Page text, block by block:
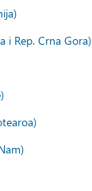
i Rep. Crna Gora)